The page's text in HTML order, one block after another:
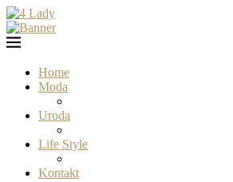
Home
Moda
Uroda
Life Style
Kontakt